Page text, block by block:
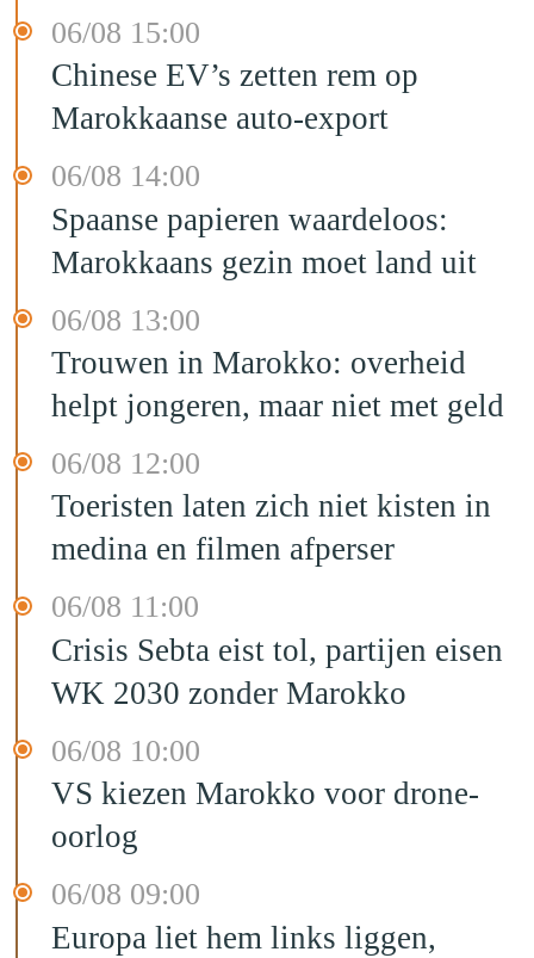
06/08 15:00
Chinese EV’s zetten rem op
Marokkaanse auto-export
06/08 14:00
Spaanse papieren waardeloos:
Marokkaans gezin moet land uit
06/08 13:00
Trouwen in Marokko: overheid
helpt jongeren, maar niet met geld
06/08 12:00
Toeristen laten zich niet kisten in
medina en filmen afperser
06/08 11:00
Crisis Sebta eist tol, partijen eisen
WK 2030 zonder Marokko
06/08 10:00
VS kiezen Marokko voor drone-
oorlog
06/08 09:00
Europa liet hem links liggen,